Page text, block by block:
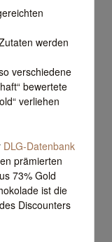
werden
verschiedene
bewertete
verliehen
DLG-Datenbank
prämierten
73% Gold
ist die
Discounters